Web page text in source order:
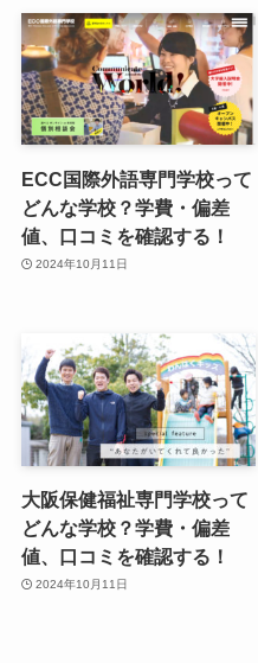
ECC国際外語専門学校って
どんな学校？学費・偏差
値、口コミを確認する！
2024年10月11日
大阪保健福祉専門学校って
どんな学校？学費・偏差
値、口コミを確認する！
2024年10月11日